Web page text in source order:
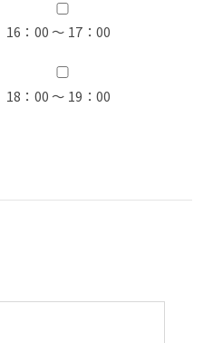
16：00 ～ 17：00
18：00 ～ 19：00